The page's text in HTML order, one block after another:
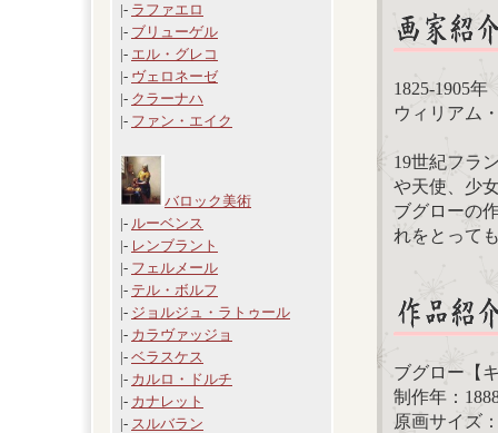
|- ラファエロ
|- ブリューゲル
|- エル・グレコ
|- ヴェロネーゼ
|- クラーナハ
|- ファン・エイク
バロック美術
|- ルーベンス
|- レンブラント
|- フェルメール
|- テル・ボルフ
|- ジョルジュ・ラトゥール
|- カラヴァッジョ
|- ベラスケス
|- カルロ・ドルチ
|- カナレット
|- スルバラン
1825-1905
ウィリアム
19世紀フラ
や天使、少
ブグローの
れをとって
ブグロー【
制作年：
原画サイズ